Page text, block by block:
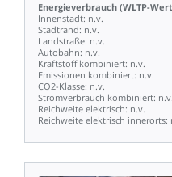
Energieverbrauch (WLTP-
Innenstadt: n.v.
Stadtrand: n.v.
Landstraße: n.v.
Autobahn: n.v.
Kraftstoff kombiniert: n.v.
Emissionen kombiniert: n.v.
CO2-Klasse: n.v.
Stromverbrauch kombiniert: n.v.
Reichweite elektrisch: n.v.
Reichweite elektrisch innerorts: